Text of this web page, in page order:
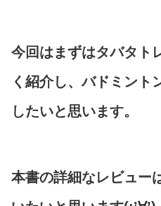
今回はまずはタバタト
く紹介し、バドミント
したいと思います。
本書の詳細なレビュー